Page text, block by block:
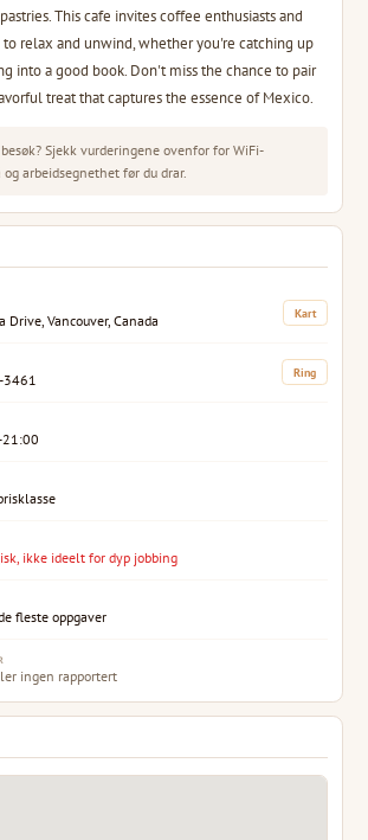
This cafe invites coffee enthusiasts and
to relax and unwind, whether you're catching up
into a good book. Don't miss the chance to pair
treat that captures the essence of Mexico.
Sjekk vurderingene ovenfor for WiFi-
arbeidsegnethet før du drar.
Drive, Vancouver, Canada Kart
Ring
21:00
ikke ideelt for dyp jobbing
fleste oppgaver
ingen rapportert